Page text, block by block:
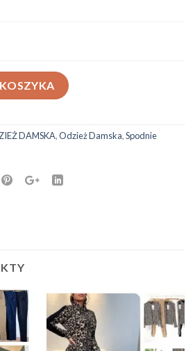
DAMSKA,Odzież Damska,Spodnie